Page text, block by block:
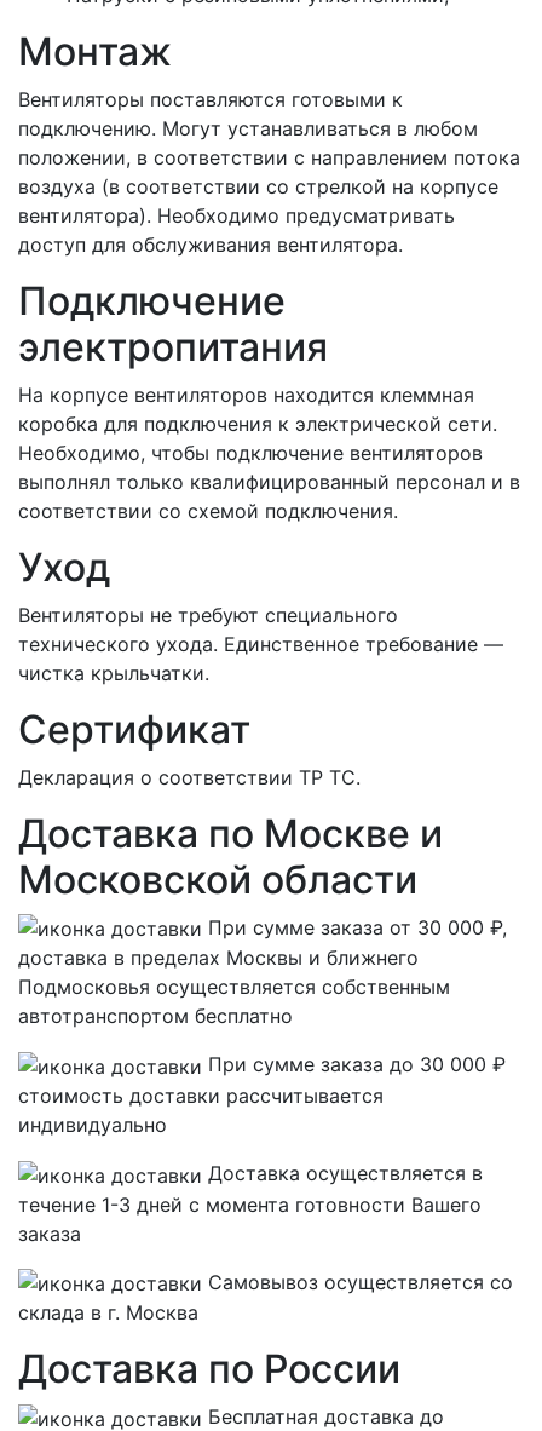
Монтаж
Вентиляторы поставляются готовыми к
подключению. Могут устанавливаться в любом
положении, в соответствии с направлением потока
воздуха (в соответствии со стрелкой на корпусе
вентилятора). Необходимо предусматривать
доступ для обслуживания вентилятора.
Подключение
электропитания
На корпусе вентиляторов находится клеммная
коробка для подключения к электрической сети.
Необходимо, чтобы подключение вентиляторов
выполнял только квалифицированный персонал и в
соответствии со схемой подключения.
Уход
Вентиляторы не требуют специального
технического ухода. Единственное требование —
чистка крыльчатки.
Сертификат
Декларация о соответствии ТР ТС.
Доставка по Москве и
Московской области
При сумме заказа от 30 000 ₽,
доставка в пределах Москвы и ближнего
Подмосковья осуществляется собственным
автотранспортом бесплатно
При сумме заказа до 30 000 ₽
стоимость доставки рассчитывается
индивидуально
Доставка осуществляется в
течение 1-3 дней с момента готовности Вашего
заказа
Самовывоз осуществляется со
склада в г. Москва
Доставка по России
Бесплатная доставка до